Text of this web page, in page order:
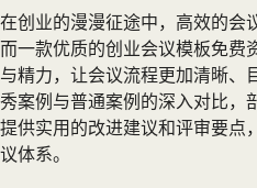
在创业的漫漫征途中，高效的会
而一款优质的创业会议模板免费
与精力，让会议流程更加清晰、
秀案例与普通案例的深入对比，
提供实用的改进建议和评审要点
议体系。